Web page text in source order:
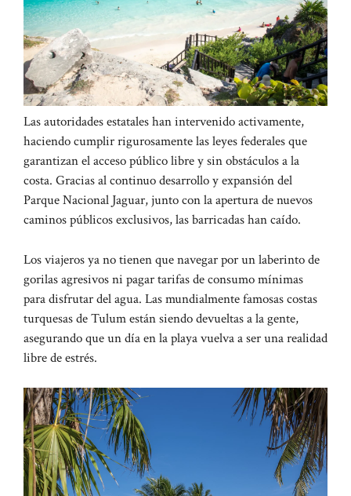
Las autoridades estatales han intervenido activamente,
haciendo cumplir rigurosamente las leyes federales que
garantizan el acceso público libre y sin obstáculos a la
costa. Gracias al continuo desarrollo y expansión del
Parque Nacional Jaguar, junto con la apertura de nuevos
caminos públicos exclusivos, las barricadas han caído.
Los viajeros ya no tienen que navegar por un laberinto de
gorilas agresivos ni pagar tarifas de consumo mínimas
para disfrutar del agua. Las mundialmente famosas costas
turquesas de Tulum están siendo devueltas a la gente,
asegurando que un día en la playa vuelva a ser una realidad
libre de estrés.